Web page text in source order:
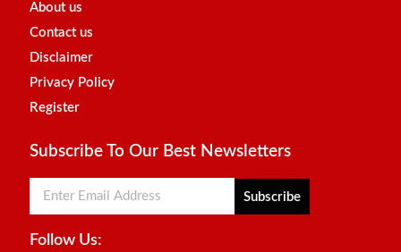
About us
Contact us
Disclaimer
Privacy Policy
Register
Subscribe To Our Best Newsletters
Subscribe
Follow Us: